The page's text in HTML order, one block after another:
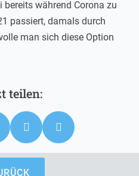
bereits während Corona zu
passiert, damals durch
man sich diese Option